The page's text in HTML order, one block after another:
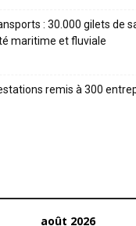
: 30.000 gilets de
maritime et fluviale
remis à 300
août 2026